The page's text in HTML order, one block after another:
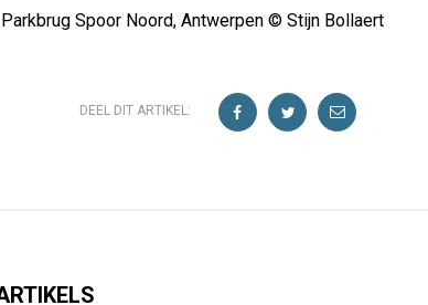
Spoor Noord, Antwerpen © Stijn Bollaert
DEEL DIT ARTIKEL: